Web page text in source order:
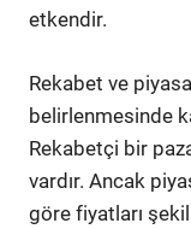
etkendir.
Rekabet ve
belirlenmesinde
Rekabetçi bir
vardır. Ancak
göre fiyatları